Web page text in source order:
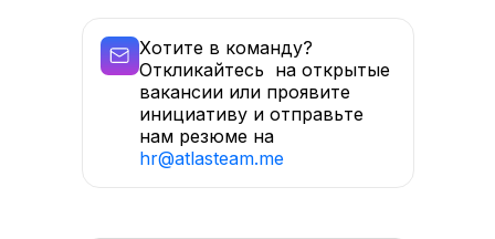
Хотите в команду?
Откликайтесь на открытые
вакансии или проявите
инициативу и отправьте
нам резюме на
hr@atlasteam.me